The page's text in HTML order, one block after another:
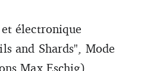
électronique
and Shards", Mode
Max Eschig)